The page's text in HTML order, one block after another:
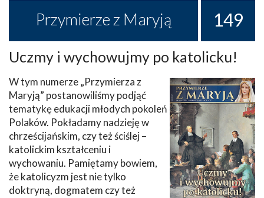
Przymierze z Maryją 149
Uczmy i wychowujmy po katolicku!
W tym numerze „Przymierza z
Maryją” postanowiliśmy podjąć
tematykę edukacji młodych pokoleń
Polaków. Pokładamy nadzieję w
chrześcijańskim, czy też ściślej –
katolickim kształceniu i
wychowaniu. Pamiętamy bowiem,
że katolicyzm jest nie tylko
doktryną, dogmatem czy też